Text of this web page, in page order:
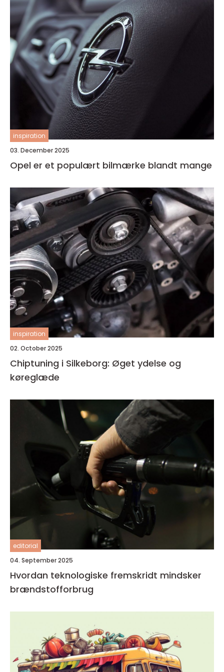
inspiration
03. December 2025
Opel er et populært bilmærke blandt mange
inspiration
02. October 2025
Chiptuning i Silkeborg: Øget ydelse og
køreglæde
editorial
04. September 2025
Hvordan teknologiske fremskridt mindsker
brændstofforbrug